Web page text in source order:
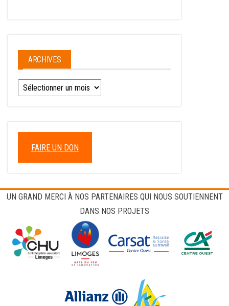
ARCHIVES
Archives
FAIRE UN DON
UN GRAND MERCI À NOS PARTENAIRES QUI NOUS SOUTIENNENT
DANS NOS PROJETS